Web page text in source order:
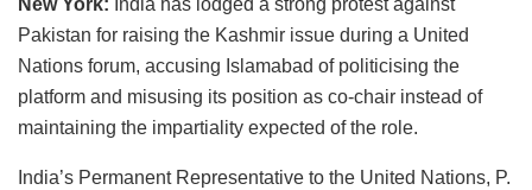
New York: India has lodged a strong protest against
Pakistan for raising the Kashmir issue during a United
Nations forum, accusing Islamabad of politicising the
platform and misusing its position as co-chair instead of
maintaining the impartiality expected of the role.
India’s Permanent Representative to the United Nations, P.